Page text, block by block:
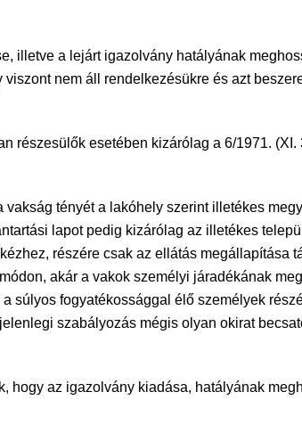
illetve a lejárt igazolvány hatályának
nem áll rendelkezésükre és azt
részesülők esetében kizárólag a 6/1971. (XI.
tényét a lakóhely szerint illetékes
lapot pedig kizárólag az illetékes
részére csak az ellátás megállapítása
akár a vakok személyi járadékának
súlyos fogyatékossággal élő személyek
szabályozás mégis olyan okirat
hogy az igazolvány kiadása, hatályának